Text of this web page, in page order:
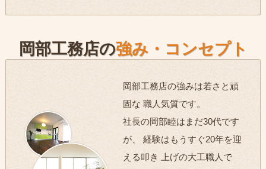
岡部工務店の強み・コンセプト
岡部工務店の強みは若さと頑
固な 職人気質です。
社長の岡部睦はまだ30代です
が、 経験はもうすぐ20年を迎
える叩き 上げの大工職人で